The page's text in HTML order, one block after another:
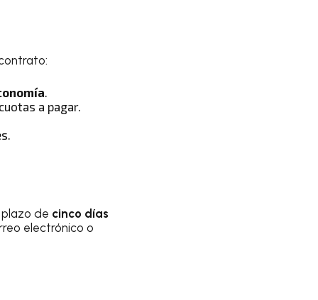
.
a pagar.
de cinco días
electrónico o